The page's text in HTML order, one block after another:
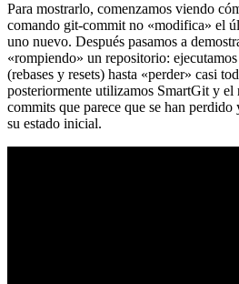
Para mostrarlo, comenzamos viendo
comando git-commit no «modifica» el
uno nuevo. Después pasamos a
«rompiendo» un repositorio:
(rebases y resets) hasta «perder» casi
posteriormente utilizamos SmartGit y el
commits que parece que se han
su estado inicial.